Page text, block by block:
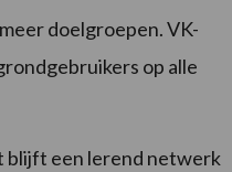
doelgroepen. VK-
op alle
blijft een lerend netwerk